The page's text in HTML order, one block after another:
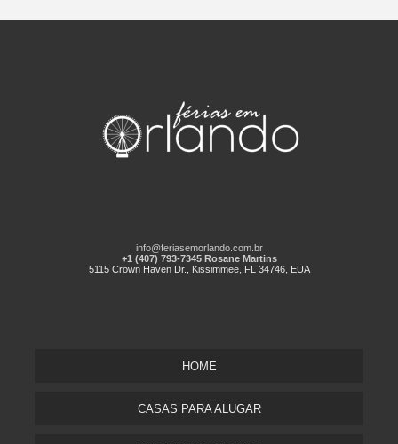
info@feriasemorlando.com.br
+1 (407) 793-7345 Rosane Martins
5115 Crown Haven Dr., Kissimmee, FL 34746, EUA
HOME
CASAS PARA ALUGAR